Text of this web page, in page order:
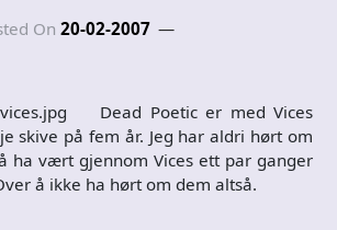
On 20-02-2007
Dead Poetic er med Vices
skive på fem år. Jeg har aldri hørt om
ha vært gjennom Vices ett par ganger
å ikke ha hørt om dem altså.